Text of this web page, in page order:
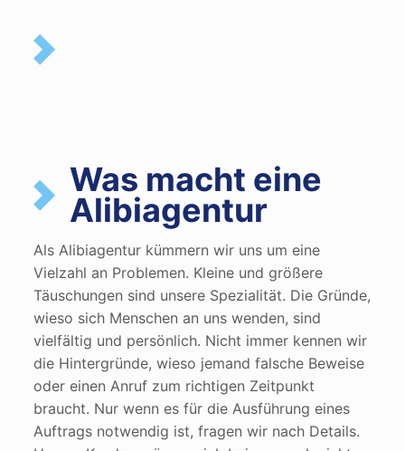
Was macht eine
Alibiagentur
Als Alibiagentur kümmern wir uns um eine
Vielzahl an Problemen. Kleine und größere
Täuschungen sind unsere Spezialität. Die Gründe,
wieso sich Menschen an uns wenden, sind
vielfältig und persönlich. Nicht immer kennen wir
die Hintergründe, wieso jemand falsche Beweise
oder einen Anruf zum richtigen Zeitpunkt
braucht. Nur wenn es für die Ausführung eines
Auftrags notwendig ist, fragen wir nach Details.